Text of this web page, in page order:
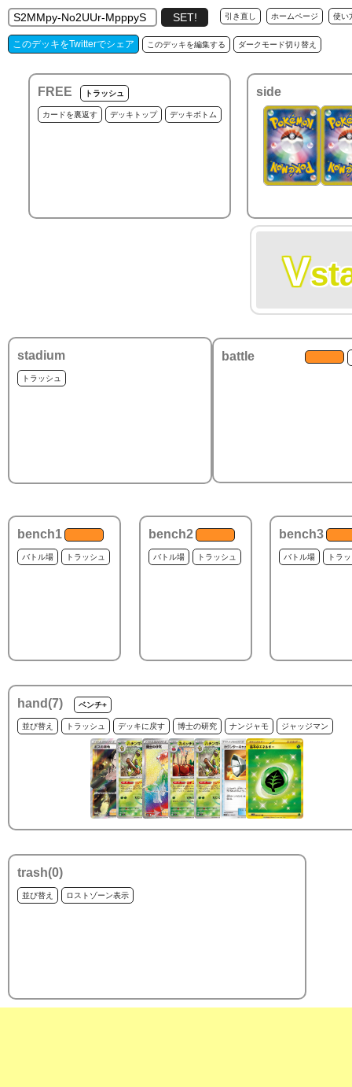
引き直し ホームページ 使い
このデッキをTwitterでシェア このデッキを編集する ダークモード切り替え
FREE トラッシュ
カードを裏返す デッキトップ デッキボトム
side
V
stadium
トラッシュ
battle
bench1
バトル場 トラッシュ
bench2
バトル場 トラッシュ
bench3
バトル場 トラ
hand(7) ベンチ+
並び替え トラッシュ デッキに戻す 博士の研究 ナンジャモ ジャッジマン
trash(0)
並び替え ロストゾーン表示